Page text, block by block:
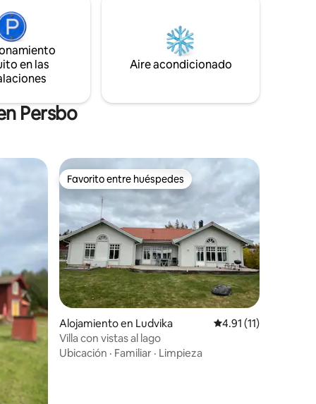
paseo
sol de
y a
Dome centro comercial a unos 20-25
minutos en coche.
en las
Aire acondicionado
Persbo
Favorito entre huéspedes
Favorito entre huéspedes
Alojamiento en Ludvika Calificación
4.91 (11)
Villa con vistas al lago
Ubicación · Familiar · Limpieza